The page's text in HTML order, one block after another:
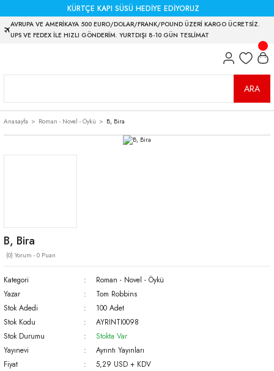
KÜRTÇE KAPI SÜSÜ HEDİYE EDİYORUZ
AVRUPA VE AMERİKAYA 500 EURO/DOLAR/FRANK/POUND ÜZERİ KARGO ÜCRETSİZ.
UPS VE FEDEX İLE HIZLI GÖNDERİM. YURTDIŞI 8-10 GÜN TESLİMAT
ARA
Anasayfa Roman - Novel - Öykü B, Bira
B, Bira
(0) Yorum - 0 Puan
Kategori
Roman - Novel - Öykü
Yazar
Tom Robbins
Stok Adedi
100 Adet
Stok Kodu
AYRINTI0098
Stok Durumu
Stokta Var
Yayınevi
Ayrıntı Yayınları
Fiyat
5,29 USD + KDV